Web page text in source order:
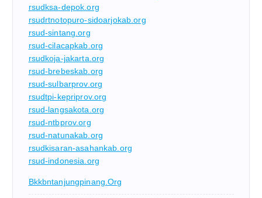
rsudksa-depok.org
rsudrtnotopuro-sidoarjokab.org
rsud-sintang.org
rsud-cilacapkab.org
rsudkoja-jakarta.org
rsud-brebeskab.org
rsud-sulbarprov.org
rsudtpi-kepriprov.org
rsud-langsakota.org
rsud-ntbprov.org
rsud-natunakab.org
rsudkisaran-asahankab.org
rsud-indonesia.org
Bkkbntanjungpinang.org